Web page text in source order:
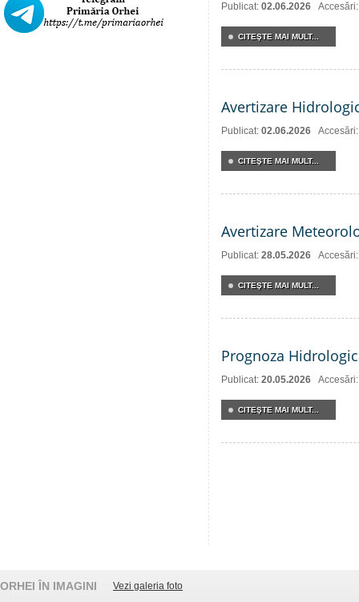
Publicat: 02.06.2026
CITEŞTE MAI MULT...
Avertizare
Publicat: 02.06.2026
CITEŞTE MAI MULT...
Avertizare
Publicat: 28.05.2026
CITEŞTE MAI MULT...
Prognoza
Publicat: 20.05.2026
CITEŞTE MAI MULT...
ORHEI ÎN IMAGINI Vezi galeria foto